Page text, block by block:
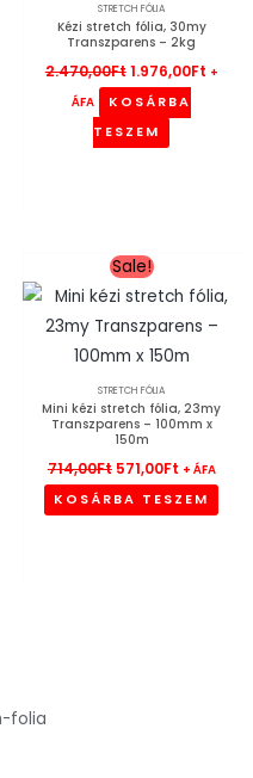
STRETCH FÓLIA
Kézi stretch fólia, 30my
Transzparens – 2kg
2.470,00Ft1.976,00Ft +
ÁFA
KOSÁRBA
TESZEM
Sale!
STRETCH FÓLIA
Mini kézi stretch fólia, 23my
Transzparens – 100mm x
150m
714,00Ft
Original
price
was:
571,00Ft
is:
+ ÁFA
KOSÁRBA TESZEM